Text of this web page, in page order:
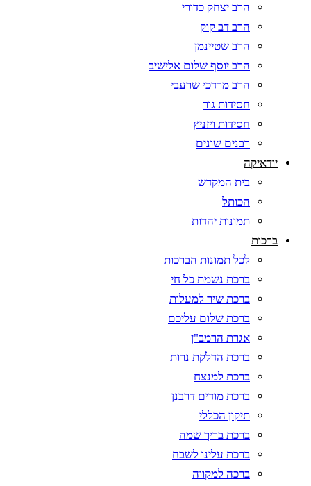
הרב יצחק כדורי
הרב דב קוק
הרב שטיינמן
הרב יוסף שלום אלישיב
הרב מרדכי שרעבי
חסידות גור
חסידות ויזניץ
רבנים שונים
יודאיקה
בית המקדש
הכותל
תמונות יהדות
ברכות
לכל תמונות הברכות
ברכת נשמת כל חי
ברכת שיר למעלות
ברכת שלום עליכם
אגרת הרמב"ן
ברכת הדלקת נרות
ברכת למנצח
ברכת מודים דרבנן
תיקון הכללי
ברכת בריך שמה
ברכת עלינו לשבח
ברכה למקווה